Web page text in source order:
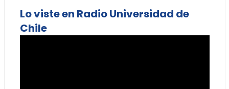
Lo viste en Radio Universidad de
Chile